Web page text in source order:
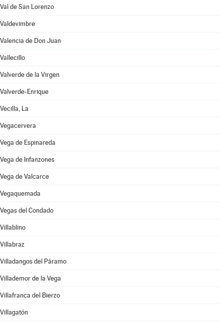
Val de San Lorenzo
Valdevimbre
Valencia de Don Juan
Vallecillo
Valverde de la Virgen
Valverde-Enrique
Vecilla, La
Vegacervera
Vega de Espinareda
Vega de Infanzones
Vega de Valcarce
Vegaquemada
Vegas del Condado
Villablino
Villabraz
Villadangos del Páramo
Villademor de la Vega
Villafranca del Bierzo
Villagatón